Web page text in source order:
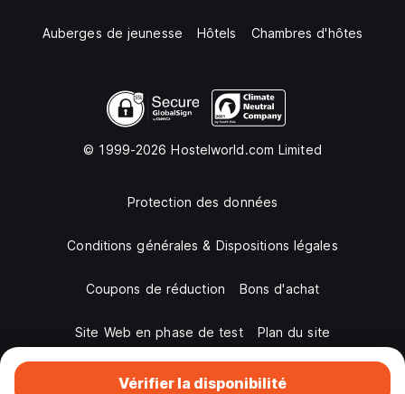
Vérifier la disponibilité
Auberges de jeunesse Hôtels Chambres d'hôtes
© 1999-2026 Hostelworld.com Limited
Protection des données
Conditions générales & Dispositions légales
Coupons de réduction Bons d'achat
Site Web en phase de test Plan du site